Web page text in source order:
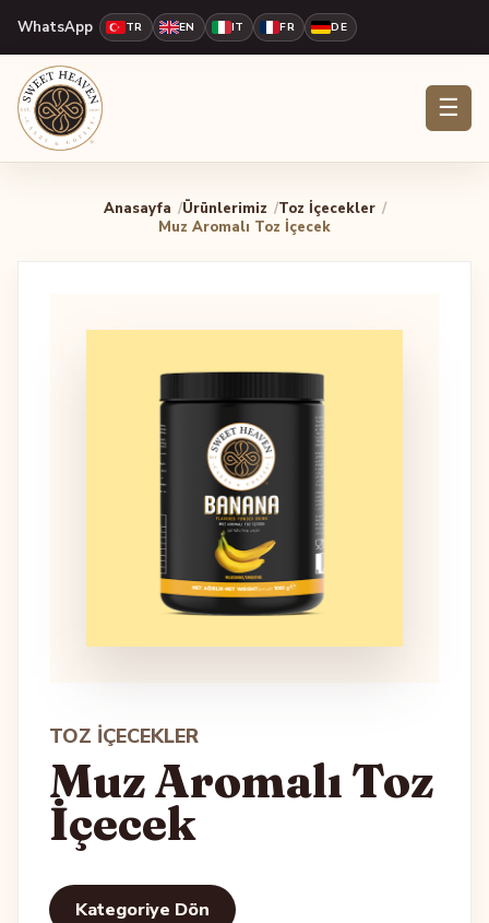
WhatsApp TR EN IT FR DE
☰
Anasayfa Ürünlerimiz Toz İçecekler
Muz Aromalı Toz İçecek
TOZ İÇECEKLER
Muz Aromalı Toz
İçecek
Kategoriye Dön